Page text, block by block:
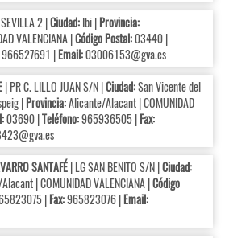
2 |Ciudad:Ibi |Provincia:
VALENCIANA |Código Postal:03440 |
966527691 |Email:03006153@gva.es
| PR C. LILLO JUAN S/N |Ciudad:San Vicente del
|Provincia:Alicante/Alacant | COMUNIDAD
03690 |Teléfono:965936505 |Fax:
SANTAFÉ| LG SAN BENITO S/N |Ciudad:
| COMUNIDAD VALENCIANA |Código
|Fax:965823076 |Email: